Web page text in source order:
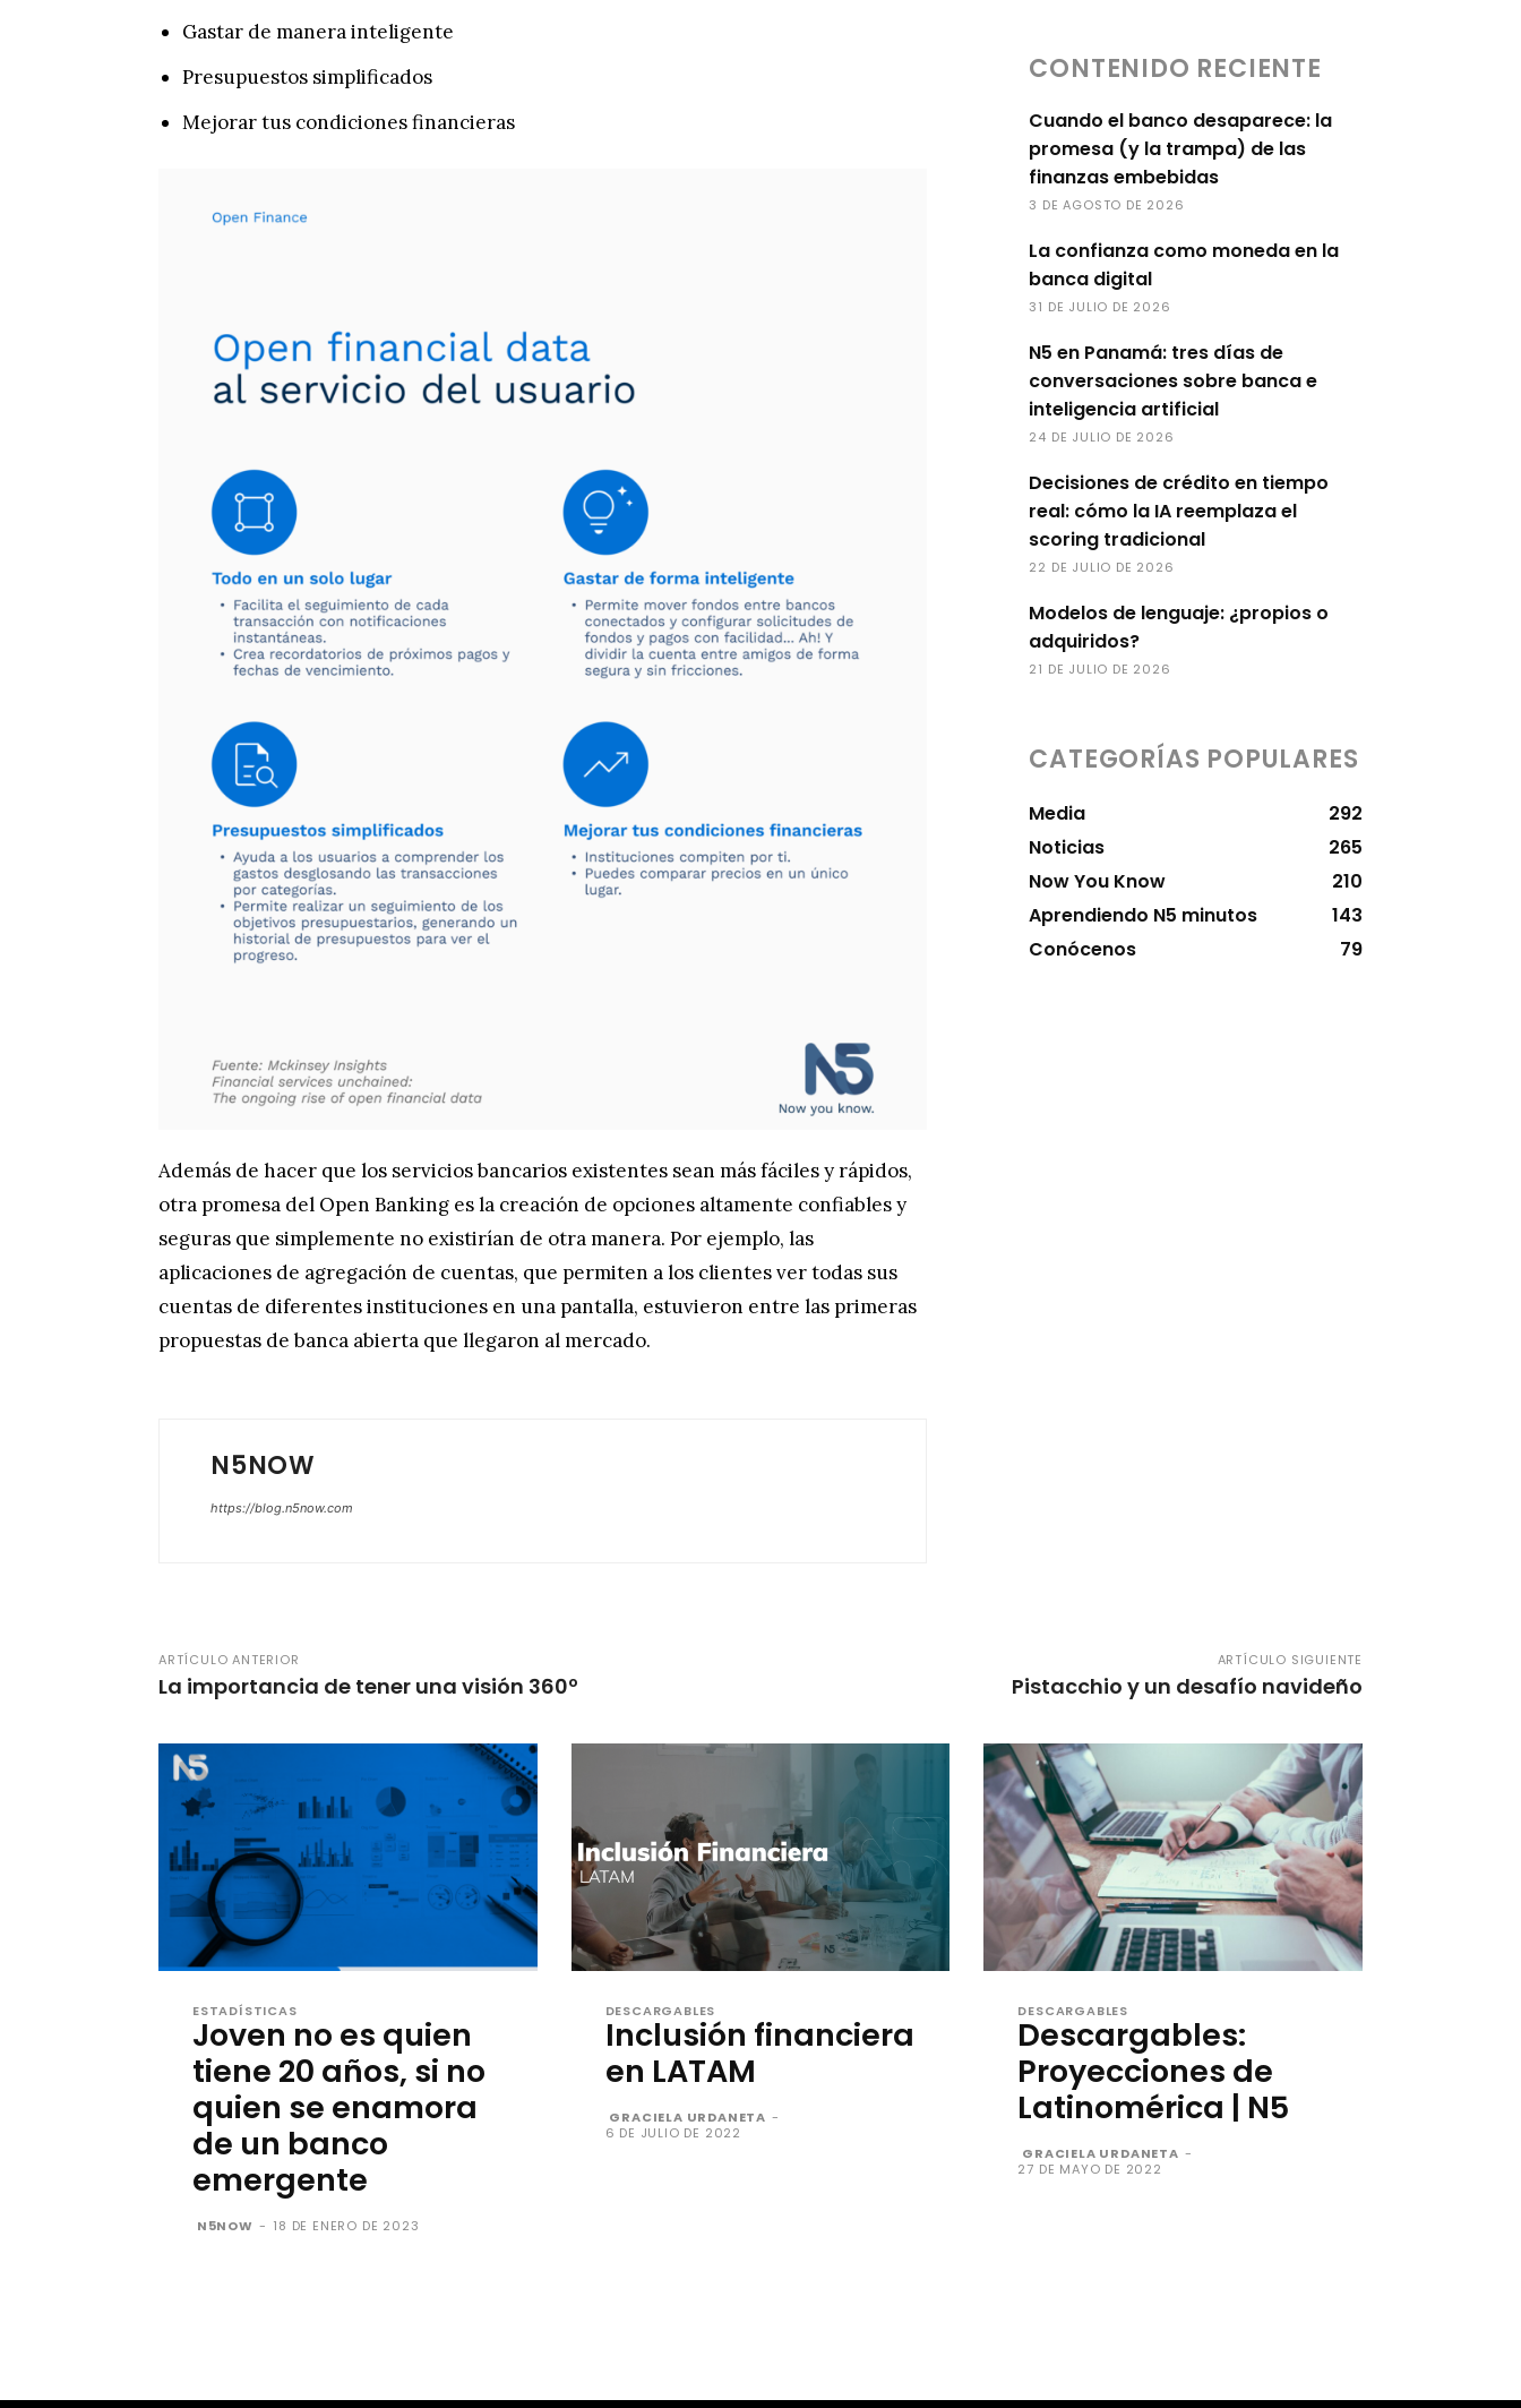
Gastar de manera inteligente
Presupuestos simplificados
Mejorar tus condiciones financieras
Además de hacer que los servicios bancarios existentes sean más fáciles y rápidos,
otra promesa del Open Banking es la creación de opciones altamente confiables y
seguras que simplemente no existirían de otra manera. Por ejemplo, las
aplicaciones de agregación de cuentas, que permiten a los clientes ver todas sus
cuentas de diferentes instituciones en una pantalla, estuvieron entre las primeras
propuestas de banca abierta que llegaron al mercado.
N5NOW
https://blog.n5now.com
CONTENIDO RECIENTE
Cuando el banco desaparece: la
promesa (y la trampa) de las
finanzas embebidas
3 DE AGOSTO DE 2026
La confianza como moneda en la
banca digital
31 DE JULIO DE 2026
N5 en Panamá: tres días de
conversaciones sobre banca e
inteligencia artificial
24 DE JULIO DE 2026
Decisiones de crédito en tiempo
real: cómo la IA reemplaza el
scoring tradicional
22 DE JULIO DE 2026
Modelos de lenguaje: ¿propios o
adquiridos?
21 DE JULIO DE 2026
CATEGORÍAS POPULARES
Media
292
Noticias
265
Now You Know
210
Aprendiendo N5 minutos
143
Conócenos
79
ARTÍCULO ANTERIOR
La importancia de tener una visión 360º
ARTÍCULO SIGUIENTE
Pistacchio y un desafío navideño
ESTADÍSTICAS
Joven no es quien
tiene 20 años, si no
quien se enamora
de un banco
emergente
N5NOW - 18 DE ENERO DE 2023
DESCARGABLES
Inclusión financiera
en LATAM
GRACIELA URDANETA -
6 DE JULIO DE 2022
DESCARGABLES
Descargables:
Proyecciones de
Latinomérica | N5
GRACIELA URDANETA -
27 DE MAYO DE 2022